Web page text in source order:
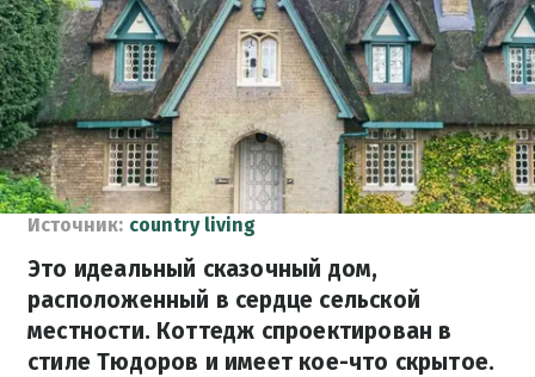
Источник: country living
Это идеальный сказочный дом,
расположенный в сердце сельской
местности. Коттедж спроектирован в
стиле Тюдоров и имеет кое-что скрытое.